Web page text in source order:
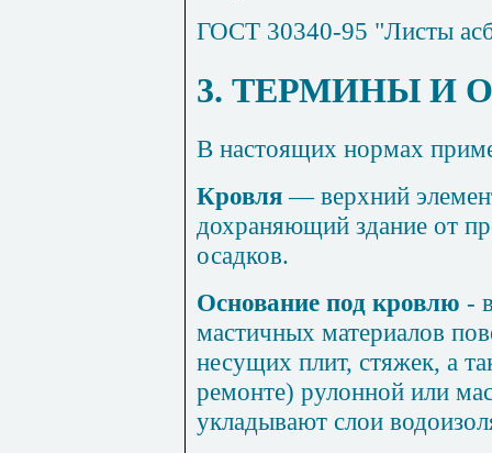
ГОСТ 30340-95 "Листы
3. ТЕРМИНЫ И
В настоящих нормах
Кровля— верхний
дохраняющий здание от
осадков.
Основание под кровлю -
мастичных материалов
несущих плит, стяжек, а
ремонте) рулон­ной или
укла­дывают слои